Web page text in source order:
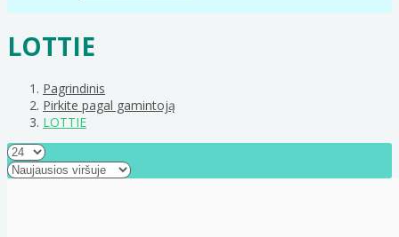
LOTTIE
Pagrindinis
Pirkite pagal gamintoją
LOTTIE